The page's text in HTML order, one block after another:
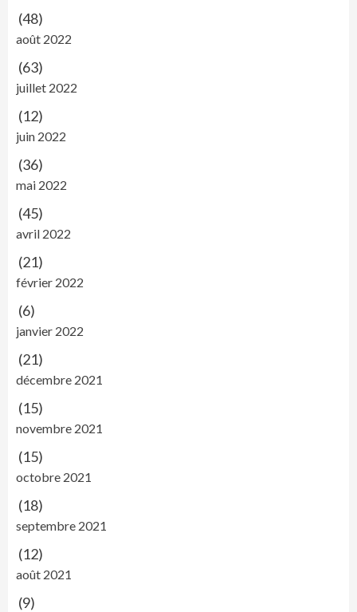
(48)
août 2022
(63)
juillet 2022
(12)
juin 2022
(36)
mai 2022
(45)
avril 2022
(21)
février 2022
(6)
janvier 2022
(21)
décembre 2021
(15)
novembre 2021
(15)
octobre 2021
(18)
septembre 2021
(12)
août 2021
(9)